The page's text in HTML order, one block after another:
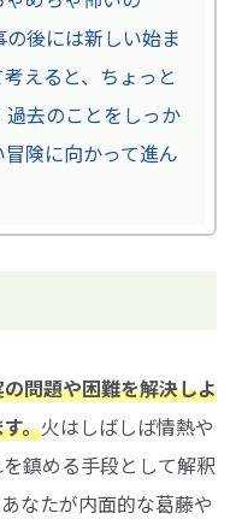
後には新しい始ま
えると、ちょっと
去のことをしっか
険に向かって進ん
問題や困難を解決しよ
。火はしばしば情熱や
鎮める手段として解釈
なたが内面的な葛藤や